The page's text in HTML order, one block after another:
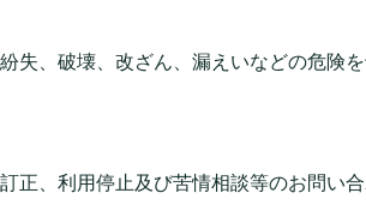
、破壊、改ざん、漏えいなどの危険
、利用停止及び苦情相談等のお問い